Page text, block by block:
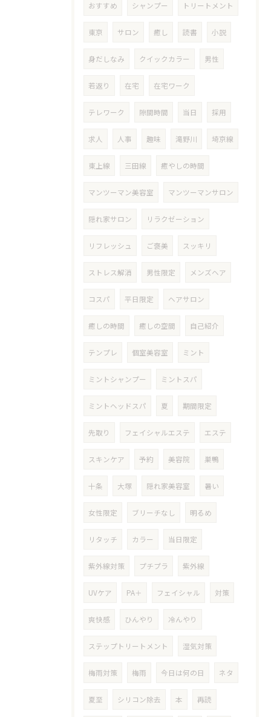
おすすめ シャンプー トリートメント
東京 サロン 癒し 読書 小説
身だしなみ クイックカラー 男性
若返り 在宅 在宅ワーク
テレワーク 隙間時間 当日 採用
求人 人事 趣味 滝野川 埼京線
東上線 三田線 癒やしの時間
マンツーマン美容室 マンツーマンサロン
隠れ家サロン リラクゼーション
リフレッシュ ご褒美 スッキリ
ストレス解消 男性限定 メンズヘア
コスパ 平日限定 ヘアサロン
癒しの時間 癒しの空間 自己紹介
テンプレ 個室美容室 ミント
ミントシャンプー ミントスパ
ミントヘッドスパ 夏 期間限定
先取り フェイシャルエステ エステ
スキンケア 予約 美容院 巣鴨
十条 大塚 隠れ家美容室 暑い
女性限定 ブリーチなし 明るめ
リタッチ カラー 当日限定
紫外線対策 プチプラ 紫外線
UVケア PA＋ フェイシャル 対策
爽快感 ひんやり 冷んやり
ステップトリートメント 湿気対策
梅雨対策 梅雨 今日は何の日 ネタ
夏至 シリコン除去 本 再読